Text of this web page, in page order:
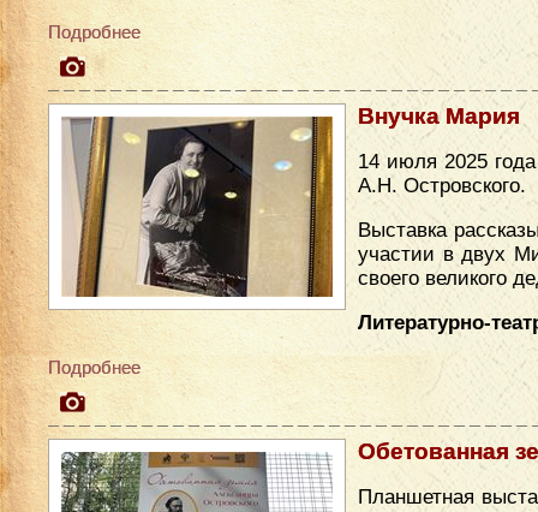
Подробнее
Внучка Мария
14 июля 2025
А.Н. Островского.
Выставка
участии в двух
своего великого
Литературно-
Подробнее
Обетованная
Планшетная